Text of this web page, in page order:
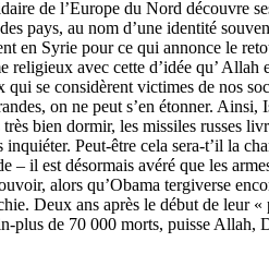
de l’Europe du Nord découvre
pays, au nom d’une identité
en Syrie pour ce qui annonce le
religieux avec cette d’idée qu’
qui se considèrent victimes de nos
on ne peut s’en étonner. Ainsi,
bien dormir, les missiles russes
Peut-être cela sera-t’il la
– il est désormais avéré que les
alors qu’Obama tergiverse
Deux ans après le début de leur
plus de 70 000 morts, puisse Allah,